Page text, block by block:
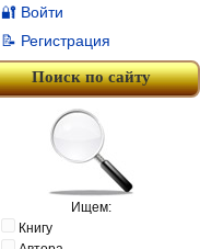
🔐 Войти
📝 Регистрация
Поиск по сайту
Ищем:
Книгу